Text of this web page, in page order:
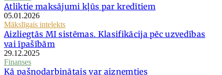
Atliktie maksājumi kļūs par kredītiem
05.01.2026
Mākslīgais intelekts
Aizliegtās MI sistēmas. Klasifikācija pēc uzvedības
vai īpašībām
29.12.2025
Finanses
Kā pašnodarbinātais var aizņemties